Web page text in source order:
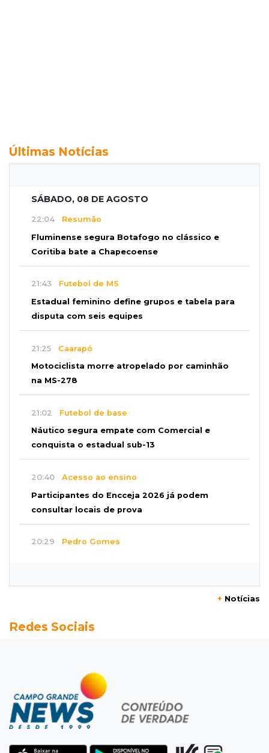
Últimas Notícias
SÁBADO, 08 DE AGOSTO
22:04 Resumão
Fluminense segura Botafogo no clássico e
Coritiba bate a Chapecoense
21:43 Futebol de MS
Estadual feminino define grupos e tabela para
disputa com seis equipes
21:25 Caarapó
Motociclista morre atropelado por caminhão
na MS-278
21:02 Futebol de base
Náutico segura empate com Comercial e
conquista o estadual sub-13
20:40 Acesso ao ensino
Participantes do Encceja 2026 já podem
consultar locais de prova
20:29 Pedro Gomes
Pantanal treina em Goiânia antes de jogo que
Campeonato Brasileiro
Remo busca empate com Atlético-MG e segue
na zona de rebaixamento
+ Notícias
Redes Sociais